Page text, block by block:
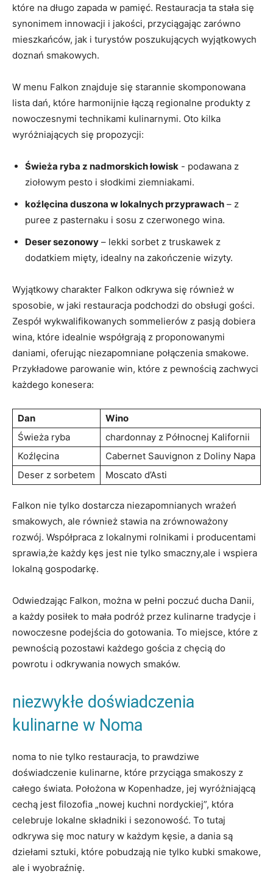
które na długo zapada w pamięć. Restauracja ta stała się
synonimem innowacji i⁢ jakości, przyciągając zarówno
mieszkańców, jak i turystów poszukujących wyjątkowych
doznań smakowych.
W menu Falkon znajduje się starannie skomponowana
lista‌ dań, które harmonijnie łączą⁣ regionalne produkty z
nowoczesnymi technikami kulinarnymi. Oto kilka
wyróżniających się propozycji:
Świeża ryba z nadmorskich łowisk -⁣ podawana z
ziołowym pesto ​i słodkimi ‌ziemniakami.
koźlęcina duszona ⁣w lokalnych ‌przyprawach – z ​
puree z pasternaku i sosu ​z czerwonego wina.
Deser sezonowy – ‍lekki sorbet z truskawek z
dodatkiem⁣ mięty, idealny na zakończenie wizyty.
Wyjątkowy charakter​ Falkon odkrywa się również w
sposobie, w jaki restauracja ‌podchodzi do obsługi gości.
Zespół wykwalifikowanych sommelierów z pasją dobiera
wina, które idealnie współgrają z proponowanymi
daniami, ‌oferując niezapomniane połączenia ⁣smakowe.
Przykładowe parowanie win, które z pewnością ⁣zachwyci
każdego konesera:
Dan
Wino
Świeża ryba
chardonnay z ⁤Północnej Kalifornii
Koźlęcina
Cabernet Sauvignon z Doliny Napa
Deser z sorbetem
Moscato d’Asti
Falkon nie ‌tylko dostarcza niezapomnianych wrażeń
smakowych, ale również stawia na zrównoważony
rozwój. Współpraca z lokalnymi rolnikami i‍ producentami
sprawia,że⁣ każdy kęs jest nie tylko smaczny,ale i wspiera
lokalną‍ gospodarkę.
Odwiedzając Falkon, ‌można w pełni poczuć ducha Danii,
⁤a każdy ‍posiłek ⁢to mała podróż przez kulinarne tradycje i
nowoczesne ⁤podejścia do gotowania. To‌ miejsce, które z
pewnością pozostawi każdego gościa z chęcią do
powrotu i odkrywania nowych smaków.
niezwykłe⁢ doświadczenia​
kulinarne w Noma
noma to nie tylko restauracja, to ⁣prawdziwe
doświadczenie kulinarne, które przyciąga smakoszy z
całego‍ świata. ⁢Położona w ⁤Kopenhadze, jej‍ wyróżniającą
‌cechą jest filozofia „nowej kuchni nordyckiej”, która
celebruje ⁢lokalne składniki i sezonowość. To tutaj
odkrywa się moc natury w każdym kęsie, a dania są
dziełami sztuki, które pobudzają nie tylko kubki smakowe,
ale i wyobraźnię.